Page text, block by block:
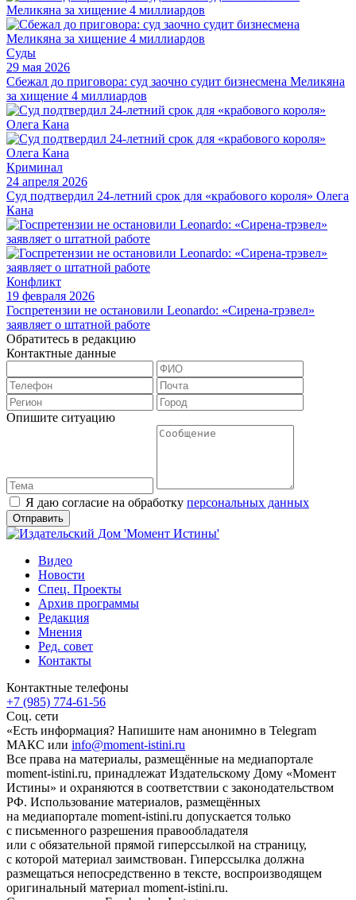
Суды
29 мая 2026
Сбежал до приговора: суд заочно судит бизнесмена Меликяна
за хищение 4 миллиардов
Криминал
24 апреля 2026
Суд подтвердил 24-летний срок для «крабового короля» Олега
Кана
Конфликт
19 февраля 2026
Госпретензии не остановили Leonardo: «Сирена-трэвел»
заявляет о штатной работе
Обратитесь в редакцию
Контактные данные
Опишите ситуацию
Я даю согласие на обработку персональных данных
Видео
Новости
Спец. Проекты
Архив программы
Редакция
Мнения
Ред. совет
Контакты
Контактные телефоны
+7 (985) 774-61-56
Соц. сети
«Есть информация? Напишите нам анонимно в Telegram
МАКС или info@moment-istini.ru
Все права на материалы, размещённые на медиапортале
moment-istini.ru, принадлежат Издательскому Дому «Момент
Истины» и охраняются в соответствии с законодательством
РФ. Использование материалов, размещённых
на медиапортале moment-istini.ru допускается только
с письменного разрешения правообладателя
или с обязательной прямой гиперссылкой на страницу,
с которой материал заимствован. Гиперссылка должна
размещаться непосредственно в тексте, воспроизводящем
оригинальный материал moment-istini.ru.